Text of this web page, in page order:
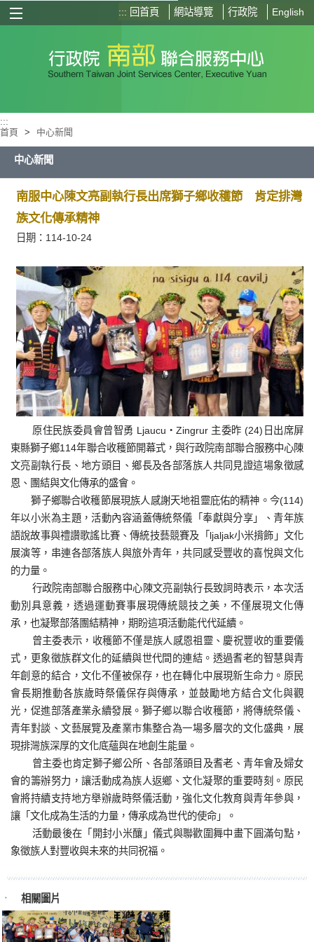
::: 回首頁 網站導覽 行政院 English
選單按鈕
:::
首頁 > 中心新聞
中心新聞
南服中心陳文亮副執行長出席獅子鄉收穫節 肯定排灣
族文化傳承精神
日期：114-10-24
原住民族委員會曾智勇 Ljaucu‧Zingrur 主委昨 (24)日出席屏
東縣獅子鄉114年聯合收穫節開幕式，與行政院南部聯合服務中心陳
文亮副執行長、地方頭目、鄉長及各部落族人共同見證這場象徵感
恩、團結與文化傳承的盛會。
獅子鄉聯合收穫節展現族人感謝天地祖靈庇佑的精神。今(114)
年以小米為主題，活動內容涵蓋傳統祭儀「奉獻與分享」、青年族
語說故事與禮讚歌謠比賽、傳統技藝競賽及「ljaljak小米揹飾」文化
展演等，串連各部落族人與旅外青年，共同感受豐收的喜悅與文化
的力量。
行政院南部聯合服務中心陳文亮副執行長致詞時表示，本次活
動別具意義，透過運動賽事展現傳統競技之美，不僅展現文化傳
承，也凝聚部落團結精神，期盼這項活動能代代延續。
曾主委表示，收穫節不僅是族人感恩祖靈、慶祝豐收的重要儀
式，更象徵族群文化的延續與世代間的連結。透過耆老的智慧與青
年創意的結合，文化不僅被保存，也在轉化中展現新生命力。原民
會長期推動各族歲時祭儀保存與傳承，並鼓勵地方結合文化與觀
光，促進部落產業永續發展。獅子鄉以聯合收穫節，將傳統祭儀、
青年對談、文藝展覽及產業市集整合為一場多層次的文化盛典，展
現排灣族深厚的文化底蘊與在地創生能量。
曾主委也肯定獅子鄉公所、各部落頭目及耆老、青年會及婦女
會的籌辦努力，讓活動成為族人返鄉、文化凝聚的重要時刻。原民
會將持續支持地方舉辦歲時祭儀活動，強化文化教育與青年參與，
讓「文化成為生活的力量，傳承成為世代的使命」。
活動最後在「開封小米釀」儀式與聯歡圍舞中畫下圓滿句點，
象徵族人對豐收與未來的共同祝福。
相關圖片